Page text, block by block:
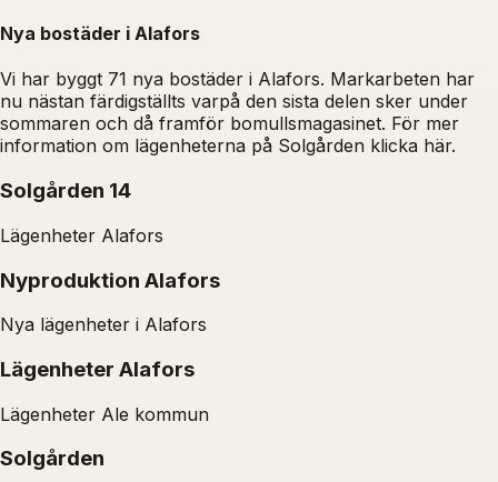
Nya bostäder i Alafors
Vi har byggt 71 nya bostäder i Alafors. Markarbeten har
nu nästan färdigställts varpå den sista delen sker under
sommaren och då framför bomullsmagasinet. För mer
information om lägenheterna på Solgården klicka här.
Solgården 14
Lägenheter Alafors
Nyproduktion Alafors
Nya lägenheter i Alafors
Lägenheter Alafors
Lägenheter Ale kommun
Solgården